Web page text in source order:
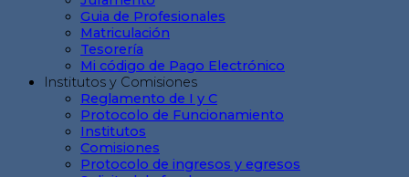
Guia de Profesionales
Matriculación
Tesorería
Mi código de Pago Electrónico
Institutos y Comisiones
Reglamento de I y C
Protocolo de Funcionamiento
Institutos
Comisiones
Protocolo de ingresos y egresos